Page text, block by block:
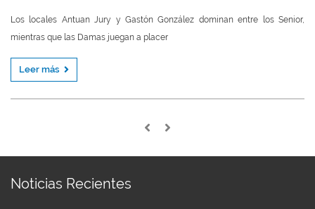
Los locales Antuan Jury y Gastón González dominan entre los Senior,
mientras que las Damas juegan a placer
Leer más
Noticias Recientes